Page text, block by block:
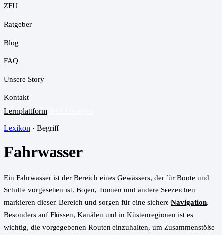
ZFU
Ratgeber
Blog
FAQ
Unsere Story
Kontakt
Lernplattform
Lexikon · Begriff
Fahrwasser
Ein Fahrwasser ist der Bereich eines Gewässers, der für Boote und
Schiffe vorgesehen ist. Bojen, Tonnen und andere Seezeichen
markieren diesen Bereich und sorgen für eine sichere Navigation.
Besonders auf Flüssen, Kanälen und in Küstenregionen ist es
wichtig, die vorgegebenen Routen einzuhalten, um Zusammenstöße